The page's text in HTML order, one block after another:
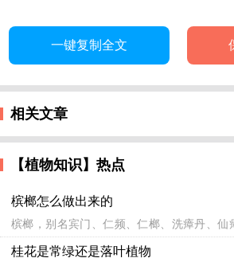
一键复制全文
相关文章
【植物知识】热点
槟榔怎么做出来的
槟榔，别名宾门、仁频、仁榔、洗瘴丹、仙
桂花是常绿还是落叶植物